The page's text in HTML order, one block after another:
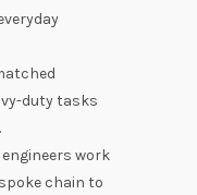
duty tasks
engineers work
chain to